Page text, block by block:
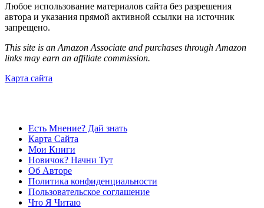
Любое использование материалов сайта без разрешения
автора и указания прямой активной ссылки на источник
запрещено.
This site is an Amazon Associate and purchases through Amazon
links may earn an affiliate commission.
Карта сайта
Есть Мнение? Дай знать
Карта Сайта
Мои Книги
Новичок? Начни Тут
Об Авторе
Политика конфиденциальности
Пользовательское соглашение
Что Я Читаю